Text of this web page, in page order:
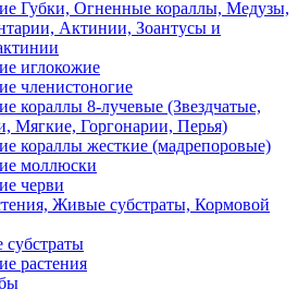
Губки, Огненные кораллы, Медузы,
Актинии, Зоантусы и
иглокожие
членистоногие
кораллы 8-лучевые (Звездчатые,
Мягкие, Горгонарии, Перья)
кораллы жесткие (мадрепоровые)
моллюски
черви
Живые субстраты, Кормовой
растения